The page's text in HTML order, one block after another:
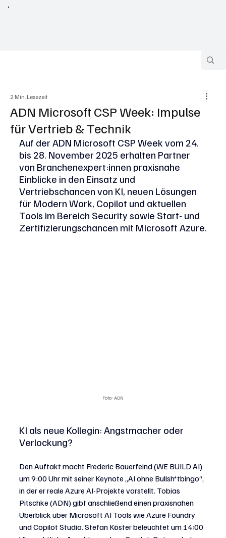
ADN Microsoft CSP Week: Impulse
für Vertrieb & Technik
2 Min. Lesezeit
Auf der ADN Microsoft CSP Week vom 24.
bis 28. November 2025 erhalten Partner
von Branchenexpert:innen praxisnahe
Einblicke in den Einsatz und
Vertriebschancen von KI, neuen Lösungen
für Modern Work, Copilot und aktuellen
Tools im Bereich Security sowie Start- und
Zertifizierungschancen mit Microsoft Azure.
Foto: ADN
KI als neue Kollegin: Angstmacher oder
Verlockung?
Den Auftakt macht Frederic Bauerfeind (WE BUILD AI)
um 9:00 Uhr mit seiner Keynote „AI ohne Bullsh*tbingo“,
in der er reale Azure AI-Projekte vorstellt. Tobias
Pitschke (ADN) gibt anschließend einen praxisnahen
Überblick über Microsoft AI Tools wie Azure Foundry
und Copilot Studio. Stefan Köster beleuchtet um 14:00